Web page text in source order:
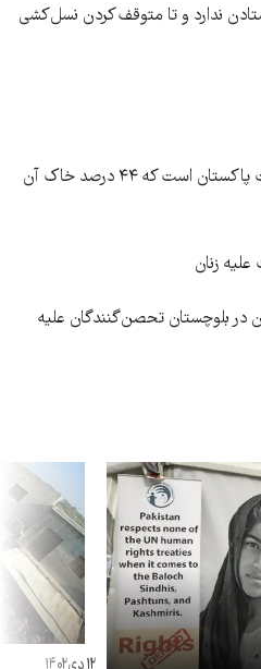
ندارد و تا متوقف کردن نسل‌کشی
ایالت بلوچستان بزرگ‌ترین ایالت پاکستان است که ۴۴ درصد خاک آن
زنان
در بلوچستان تحصن‌گنندگان علیه